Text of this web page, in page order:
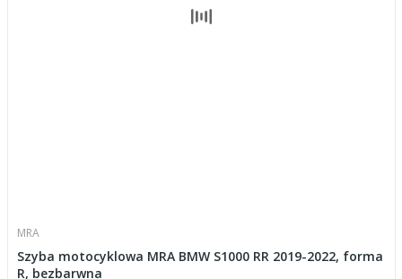
MRA
Szyba motocyklowa MRA BMW S1000 RR 2019-2022, forma
R, bezbarwna